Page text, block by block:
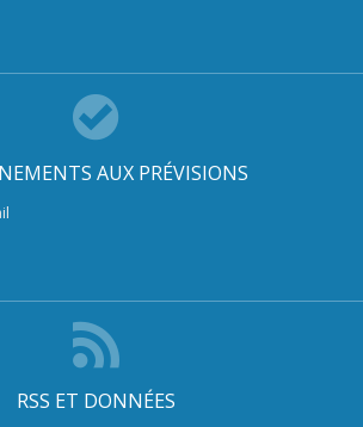
AUX PRÉVISIONS
RSS ET DONNÉES